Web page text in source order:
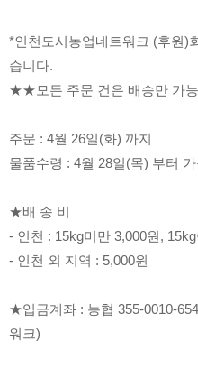
*인천도시농업네트워크 (후원)
습니다.
★★모든 주문 건은 배송만 가
주문 : 4월 26일(화) 까지
물품수령 : 4월 28일(목) 부터
★배 송 비
- 인천 : 15kg미만 3,000원,
- 인천 외 지역 : 5,000원
★입금계좌 : 농협 355-0010-
워크)